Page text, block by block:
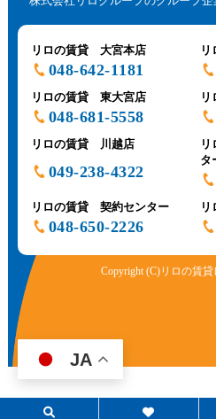
リロの賃貸 大宮本店
048-642-1181
リロの賃貸 東大宮店
048-681-5558
リロの賃貸 川越店
049-238-4322
タ
リロの賃貸 契約センター
048-650-2226
Copyright (C)リロの賃貸
JA